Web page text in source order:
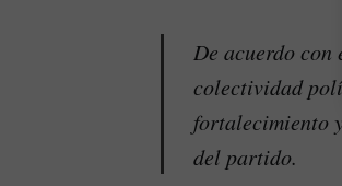
De acuerdo
colectividad
fortalecimiento
del partido.